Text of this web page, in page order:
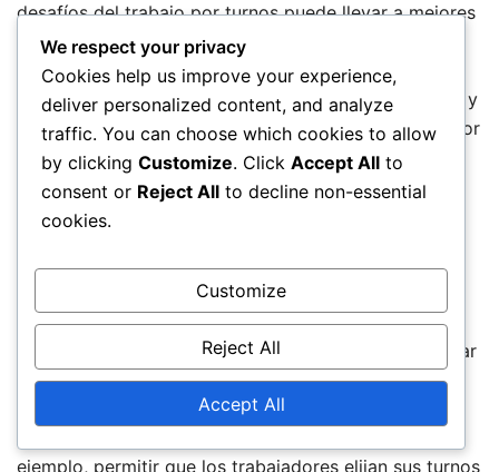
desafíos del trabajo por turnos puede llevar a mejores
sistemas de apoyo entre colegas. Los programas de
apoyo entre pares pueden ser beneficiosos,
permitiendo a los empleados compartir experiencias y
estrategias para afrontar las demandas del trabajo por
turnos.
Arreglos laborales flexibles
Los arreglos laborales flexibles pueden mejorar
significativamente la calidad de vida de los
trabajadores por turnos. Opciones como semanas
laborales comprimidas o la capacidad de intercambiar
turnos pueden proporcionar a los empleados más
control sobre sus horarios, lo que lleva a un mejor
ejemplo, permitir que los trabajadores elijan sus turnos
We respect your privacy
Cookies help us improve your experience,
deliver personalized content, and analyze
traffic. You can choose which cookies to allow
by clicking Customize. Click Accept All to
consent or Reject All to decline non-essential
cookies.
Customize
Reject All
Accept All